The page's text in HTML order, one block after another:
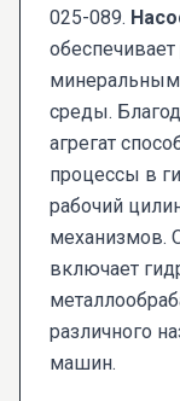
025-089.
минеральным
среды.
агрегат
процессы в
рабочий
механизмов.
включает
различного
машин.